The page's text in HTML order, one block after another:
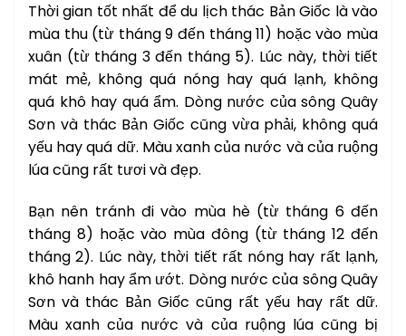
Thời gian tốt nhất để du lịch thác Bản Giốc là vào
mùa thu (từ tháng 9 đến tháng 11) hoặc vào mùa
xuân (từ tháng 3 đến tháng 5). Lúc này, thời tiết
mát mẻ, không quá nóng hay quá lạnh, không
quá khô hay quá ẩm. Dòng nước của sông Quây
Sơn và thác Bản Giốc cũng vừa phải, không quá
yếu hay quá dữ. Màu xanh của nước và của ruộng
lúa cũng rất tươi và đẹp.
Bạn nên tránh đi vào mùa hè (từ tháng 6 đến
tháng 8) hoặc vào mùa đông (từ tháng 12 đến
tháng 2). Lúc này, thời tiết rất nóng hay rất lạnh,
khô hanh hay ẩm ướt. Dòng nước của sông Quây
Sơn và thác Bản Giốc cũng rất yếu hay rất dữ.
Màu xanh của nước và của ruộng lúa cũng bị